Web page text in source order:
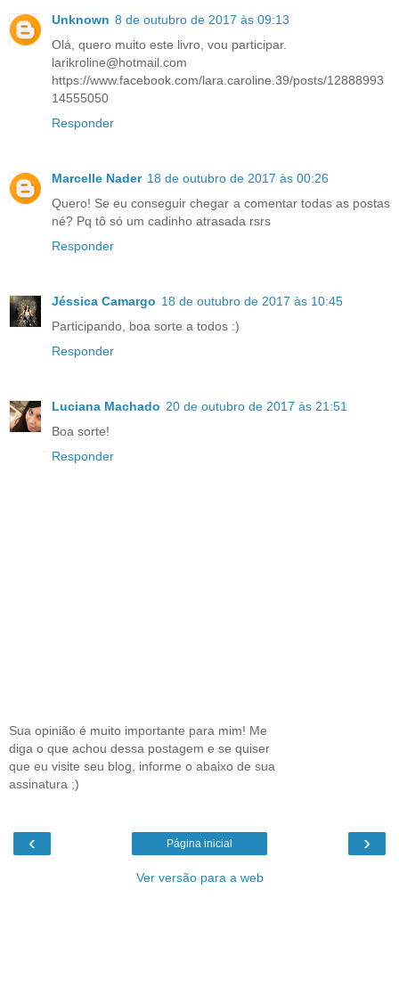
Unknown 8 de outubro de 2017 às 09:13
Olá, quero muito este livro, vou participar.
larikroline@hotmail.com
https://www.facebook.com/lara.caroline.39/posts/12888993
14555050
Responder
Marcelle Nader 18 de outubro de 2017 às 00:26
Quero! Se eu conseguir chegar a comentar todas as postas
né? Pq tô só um cadinho atrasada rsrs
Responder
Jéssica Camargo 18 de outubro de 2017 às 10:45
Participando, boa sorte a todos :)
Responder
Luciana Machado 20 de outubro de 2017 às 21:51
Boa sorte!
Responder
Sua opinião é muito importante para mim! Me
diga o que achou dessa postagem e se quiser
que eu visite seu blog, informe o abaixo de sua
assinatura ;)
‹ ›
Página inicial
Ver versão para a web